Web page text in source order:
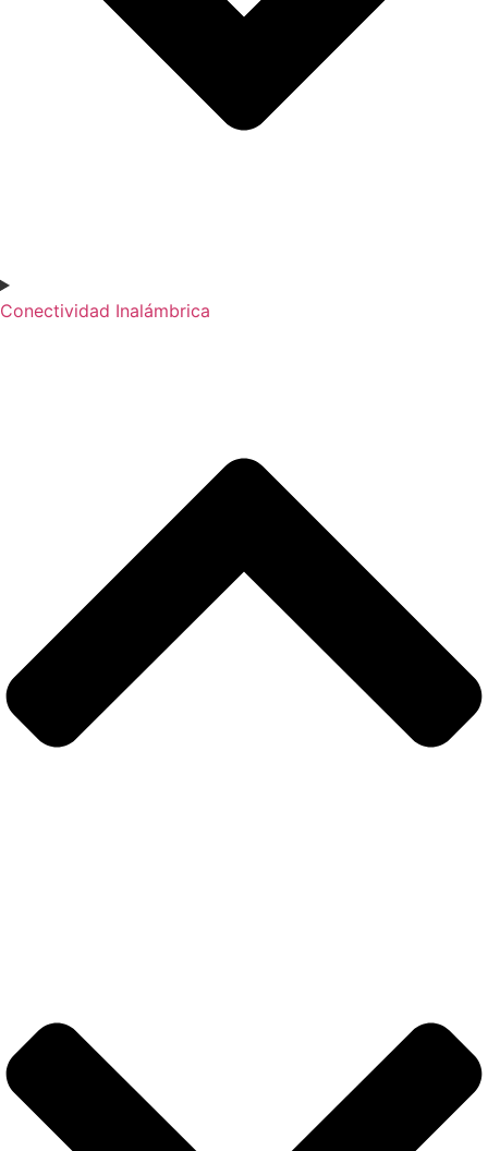
Conectividad Inalámbrica